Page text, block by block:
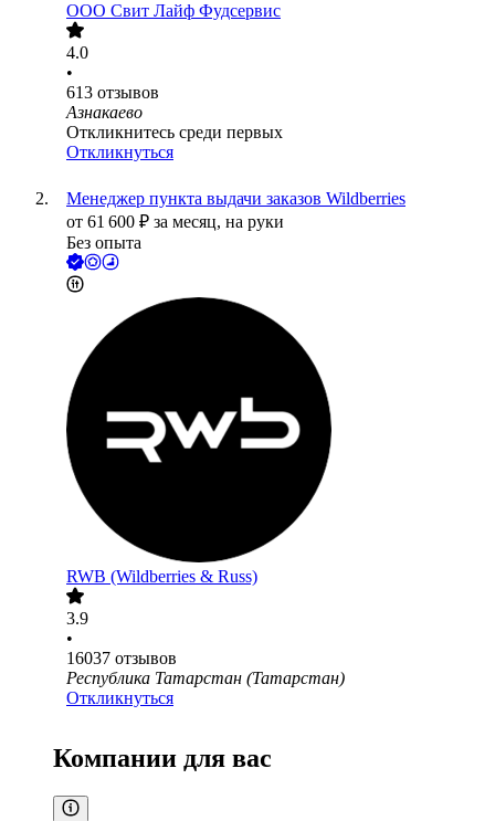
ООО Свит Лайф Фудсервис
4.0
•
613 отзывов
Азнакаево
Откликнитесь среди первых
Откликнуться
Менеджер пункта выдачи заказов Wildberries
от 61 600 ₽ за месяц, на руки
Без опыта
RWB (Wildberries & Russ)
3.9
•
16037 отзывов
Республика Татарстан (Татарстан)
Откликнуться
Компании для вас